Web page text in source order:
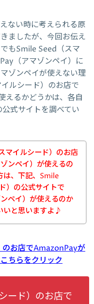
ない時に考えられる原
ましたが、今回お伝え
もSmile Seed（スマ
（アマゾンペイ）に
ゾンペイが使えない理
ルシード）のお店で
えるかどうかは、各自
式サイトを調べてい
マイルシード）のお店
ンペイ）が使えるの
は、下記、Smile
）の公式サイトで
ペイ）が使えるのか
いと思いますよ♪
お店でAmazonPayが
ちらをクリック
ード）のお店で